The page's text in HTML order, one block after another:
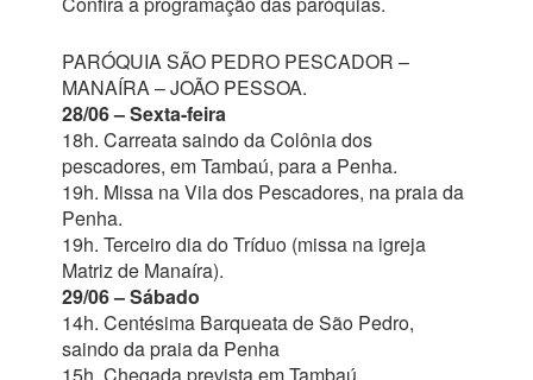
PARÓQUIA SÃO PEDRO PESCADOR –
MANAÍRA – JOÃO PESSOA.
28/06 – Sexta-feira
18h. Carreata saindo da Colônia dos
pescadores, em Tambaú, para a Penha.
19h. Missa na Vila dos Pescadores, na praia da
Penha.
19h. Terceiro dia do Tríduo (missa na igreja
Matriz de Manaíra).
29/06 – Sábado
14h. Centésima Barqueata de São Pedro,
saindo da praia da Penha